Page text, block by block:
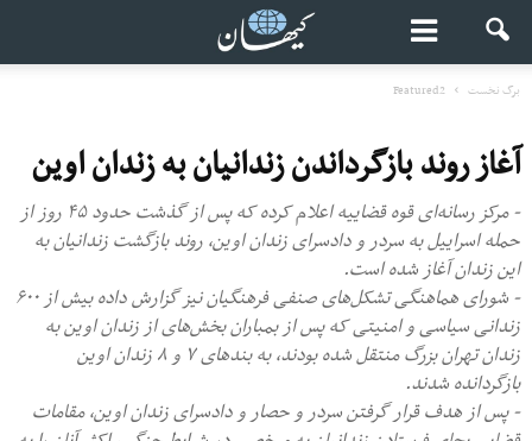
برگ نخست Featured2
آغاز روند بازگرداندن زندانیان به زندان اوین
- مرکز رسانه‌ای قوه قضاییه اعلام کرده که پس از گذشت حدود ۴۵ روز از
حمله اسراییل به سردر و دادسرای زندان اوین، روند بازگشت زندانیان به
این زندان آغاز شده است.
- شورای هماهنگی تشکل‌های صنفی فرهنگیان نیز گزارش داده بیش از ۶۰۰
زندانی سیاسی و امنیتی که پس از بمباران بخش‌های از زندان اوین به
زندان تهران بزرگ منتقل شده بودند، به بندهای ۷ و ۸ زندان اوین
بازگردانده شدند.
- پس از هدف قرار گرفتن سردر و حصار و دادسرای زندان اوین، مقامات